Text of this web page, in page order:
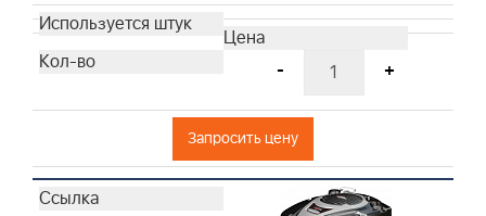
- +
Запросить цену